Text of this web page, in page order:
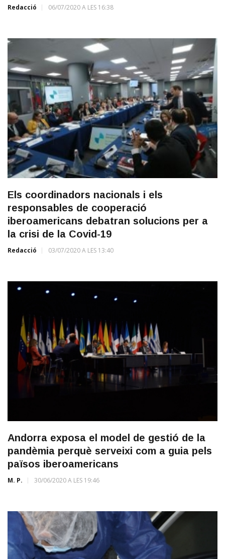
Redacció 06/07/2020 A LES 16:38
Els coordinadors nacionals i els
responsables de cooperació
iberoamericans debatran solucions per a
la crisi de la Covid-19
Redacció 03/07/2020 A LES 13:40
Andorra exposa el model de gestió de la
pandèmia perquè serveixi com a guia pels
països iberoamericans
M. P. 30/06/2020 A LES 19:46